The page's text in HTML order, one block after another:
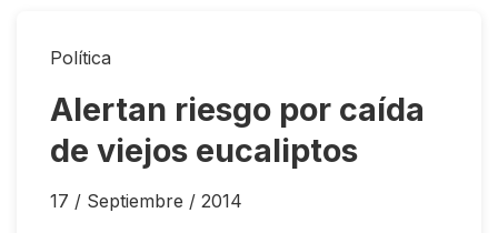
Política
Alertan riesgo por caída
de viejos eucaliptos
17 / Septiembre / 2014